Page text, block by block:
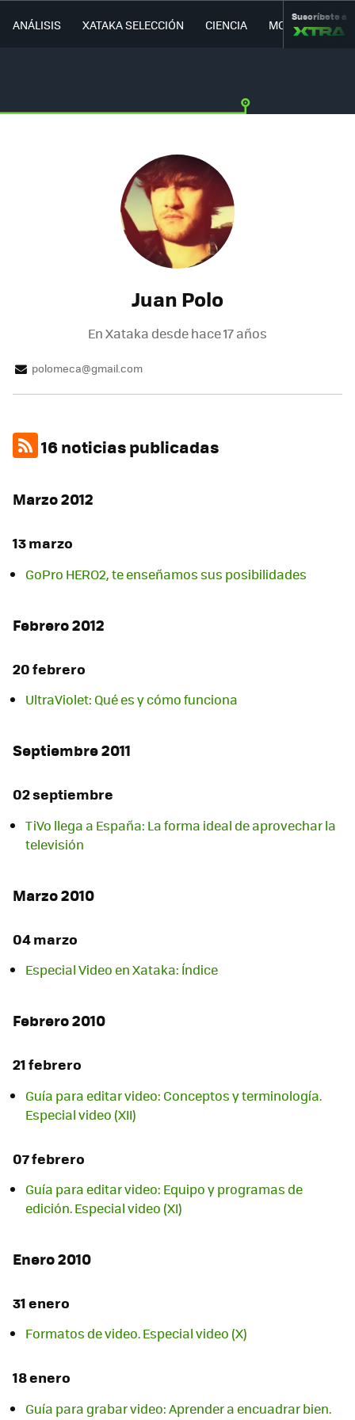
ANÁLISIS XATAKA SELECCIÓN CIENCIA MOVILIDAD
Suscríbete a
Juan Polo
En Xataka desdehace 17 años
polomeca@gmail.com
16 noticias publicadas
Marzo 2012
13 marzo
GoPro HERO2, te enseñamos sus posibilidades
Febrero 2012
20 febrero
UltraViolet: Qué es y cómo funciona
Septiembre 2011
02 septiembre
TiVo llega a España: La forma ideal de aprovechar la
televisión
Marzo 2010
04 marzo
Especial Video en Xataka: Índice
Febrero 2010
21 febrero
Guía para editar video: Conceptos y terminología.
Especial video (XII)
07 febrero
Guía para editar video: Equipo y programas de
edición. Especial video (XI)
Enero 2010
31 enero
Formatos de video. Especial video (X)
18 enero
Guía para grabar video: Aprender a encuadrar bien.